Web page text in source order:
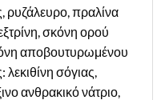
ρυζάλευρο, πραλίνα
σκόνη ορού
αποβουτυρωμένου
σόγιας,
ανθρακικό νάτριο,